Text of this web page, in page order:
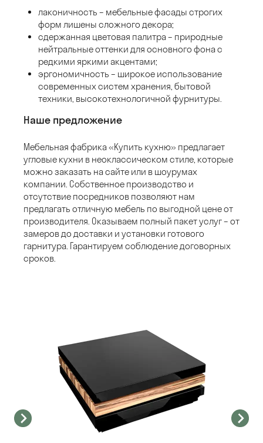
лаконичность – мебельные фасады строгих
форм лишены сложного декора;
сдержанная цветовая палитра – природные
нейтральные оттенки для основного фона с
редкими яркими акцентами;
эргономичность – широкое использование
современных систем хранения, бытовой
техники, высокотехнологичной фурнитуры.
Наше предложение
Мебельная фабрика «Купить кухню» предлагает
угловые кухни в неоклассическом стиле, которые
можно заказать на сайте или в шоурумах
компании. Собственное производство и
отсутствие посредников позволяют нам
предлагать отличную мебель по выгодной цене от
производителя. Оказываем полный пакет услуг – от
замеров до доставки и установки готового
гарнитура. Гарантируем соблюдение договорных
сроков.